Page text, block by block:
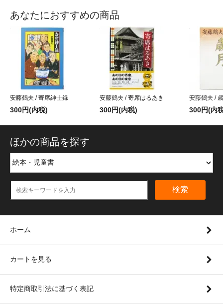
あなたにおすすめの商品
安藤鶴夫 / 寄席紳士録
300円(内税)
安藤鶴夫 / 寄席はるあき
300円(内税)
安藤鶴夫 /
300円(内
ほかの商品を探す
検索
ホーム
カートを見る
特定商取引法に基づく表記